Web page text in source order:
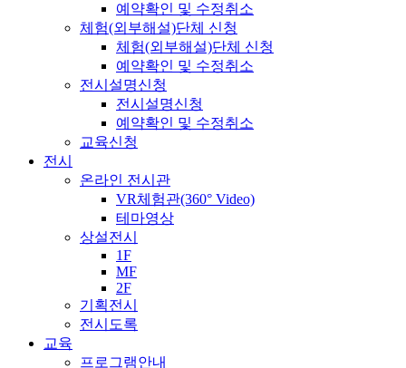
예약확인 및 수정취소
체험(외부해설)단체 신청
체험(외부해설)단체 신청
예약확인 및 수정취소
전시설명신청
전시설명신청
예약확인 및 수정취소
교육신청
전시
온라인 전시관
VR체험관(360° Video)
테마영상
상설전시
1F
MF
2F
기획전시
전시도록
교육
프로그램안내